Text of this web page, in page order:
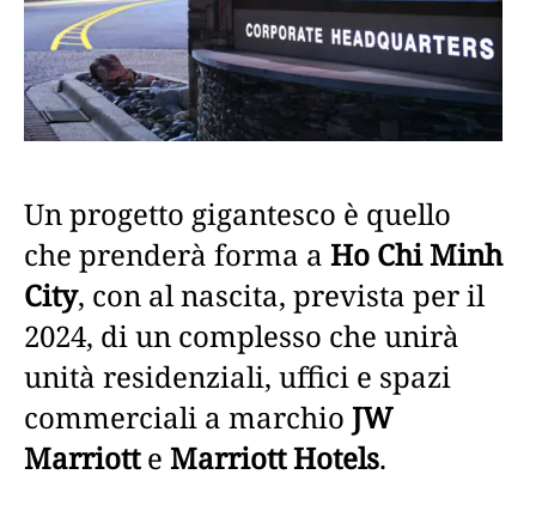
Un progetto gigantesco è quello
che prenderà forma a Ho Chi Minh
City, con al nascita, prevista per il
2024, di un complesso che unirà
unità residenziali, uffici e spazi
commerciali a marchio JW
Marriotte Marriott Hotels.